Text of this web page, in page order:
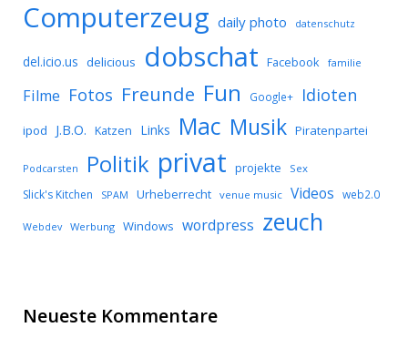
Computerzeug daily photo datenschutz
del.icio.us delicious dobschat Facebook familie
Filme Fotos Freunde Fun Google+ Idioten
ipod J.B.O. Katzen Links Mac Musik Piratenpartei
Podcarsten Politik privat projekte Sex
Slick's Kitchen SPAM Urheberrecht venue music Videos web2.0
Webdev Werbung Windows wordpress zeuch
Neueste Kommentare